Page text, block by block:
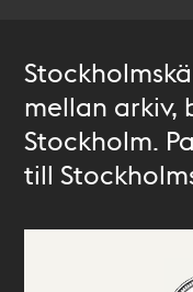
mellan arkiv,
Stockholm.
till